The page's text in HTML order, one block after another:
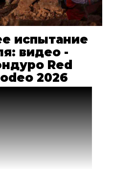
испытание
видео -
Red
2026